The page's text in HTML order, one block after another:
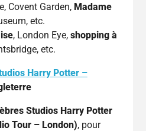
Covent Garden, Madame
etc.
, London Eye,shopping à
etc.
Harry Potter –
Studios Harry Potter
Tour – London), pour